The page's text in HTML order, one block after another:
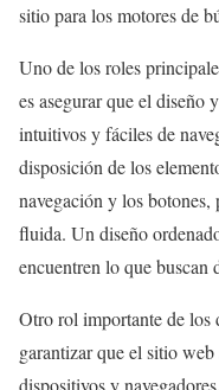
sitio para los motores de
Uno de los roles
es asegurar que el diseño
intuitivos y fáciles de
disposición de los
navegación y los
fluida. Un diseño
encuentren lo que buscan
Otro rol importante de los
garantizar que el sitio
dispositivos y